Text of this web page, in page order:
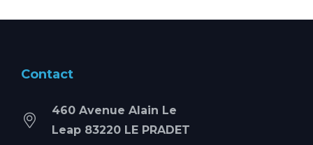
Contact
460 Avenue Alain Le
Leap 83220 LE PRADET